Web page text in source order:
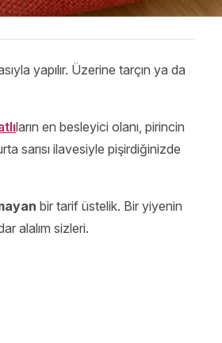
yapılır. Üzerine tarçın ya da
ların en besleyici olanı, pirincin
sarısı ilavesiyle pişirdiğinizde
bir tarif üstelik. Bir yiyenin
alalım sizleri.